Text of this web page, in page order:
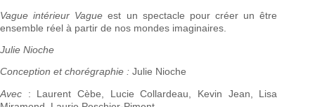
Vague intérieur Vagueest un spectacle pour créer un être
ensemble réel à partir de nos mondes imaginaires.
Julie Nioche
Conception et chorégraphie : Julie Nioche
Avec : Laurent Cèbe, Lucie Collardeau, Kevin Jean, Lisa